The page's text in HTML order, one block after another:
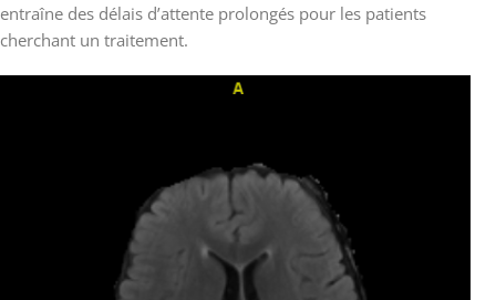
entraîne des délais d’attente prolongés pour les patients
cherchant un traitement.